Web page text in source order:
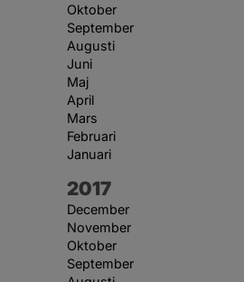
Oktober
September
Augusti
Juni
Maj
April
Mars
Februari
Januari
År:
2017
December
November
Oktober
September